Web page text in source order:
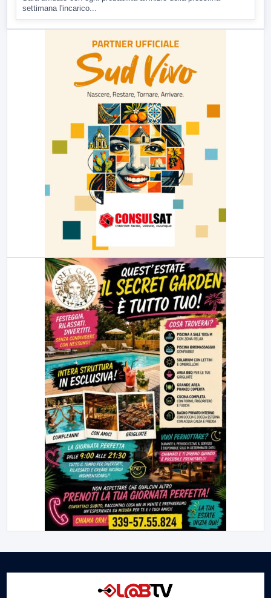
settimana l'incarico...